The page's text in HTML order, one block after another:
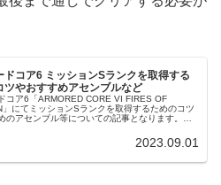
ドコア6 ミッションSランクを取得する
ツやおすすめアセンブルなど
コア6「ARMORED CORE VI FIRES OF
」にてミッションSランクを取得するためのコツ
のアセンブル等についての記事となります。ミ
2023.09.01